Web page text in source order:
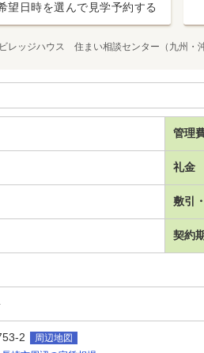
望日時を選んで見学予約する
レッジハウス 住まい相談センター（九州・
管理
礼金
敷引
契約
2
周辺地図